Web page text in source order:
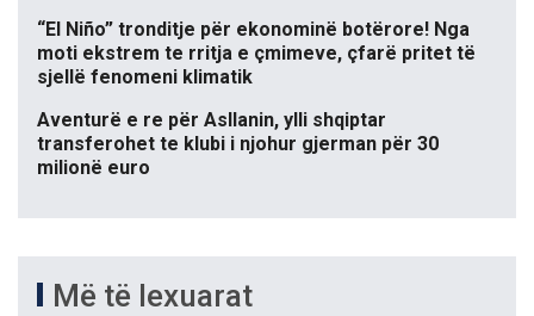
“El Niño” tronditje për ekonominë botërore! Nga
moti ekstrem te rritja e çmimeve, çfarë pritet të
sjellë fenomeni klimatik
Aventurë e re për Asllanin, ylli shqiptar
transferohet te klubi i njohur gjerman për 30
milionë euro
Më të lexuarat